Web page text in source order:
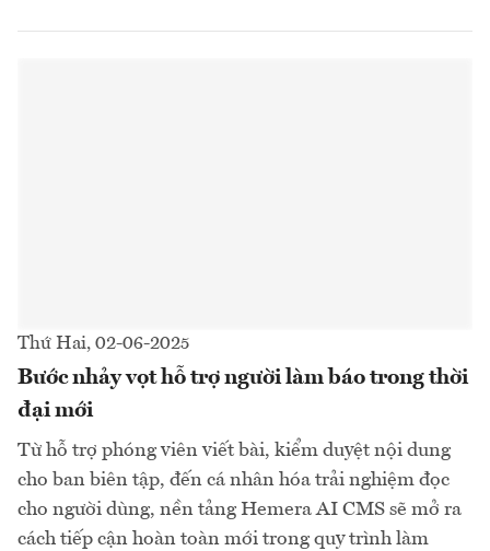
Thứ Hai, 02-06-2025
Bước nhảy vọt hỗ trợ người làm báo trong thời
đại mới
Từ hỗ trợ phóng viên viết bài, kiểm duyệt nội dung
cho ban biên tập, đến cá nhân hóa trải nghiệm đọc
cho người dùng, nền tảng Hemera AI CMS sẽ mở ra
cách tiếp cận hoàn toàn mới trong quy trình làm